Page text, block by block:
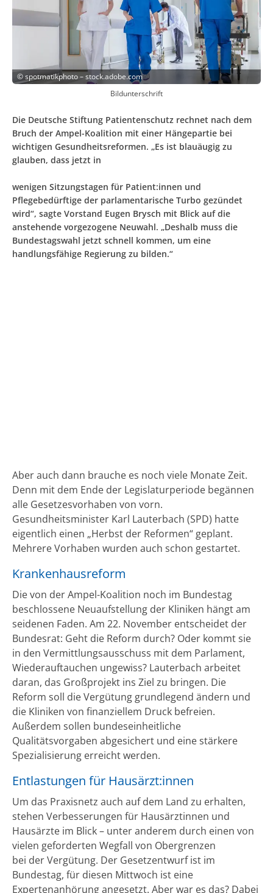
©spotmatikphoto – stock.adobe.com
Bildunterschrift
Die Deutsche Stiftung Patientenschutz rechnet nach dem
Bruch der Ampel-Koalition mit einer Hängepartie bei
wichtigen Gesundheitsreformen. „Es ist blauäugig zu
glauben, dass jetzt in
wenigen Sitzungstagen für Patient:innen und
Pflegebedürftige der parlamentarische Turbo gezündet
wird“, sagte Vorstand Eugen Brysch mit Blick auf die
anstehende vorgezogene Neuwahl. „Deshalb muss die
Bundestagswahl jetzt schnell kommen, um eine
handlungsfähige Regierung zu bilden.“
Aber auch dann brauche es noch viele Monate Zeit.
Denn mit dem Ende der Legislaturperiode begännen
alle Gesetzesvorhaben von vorn.
Gesundheitsminister Karl Lauterbach (SPD) hatte
eigentlich einen „Herbst der Reformen“ geplant.
Mehrere Vorhaben wurden auch schon gestartet.
Krankenhausreform
Die von der Ampel-Koalition noch im Bundestag
beschlossene Neuaufstellung der Kliniken hängt am
seidenen Faden. Am 22. November entscheidet der
Bundesrat: Geht die Reform durch? Oder kommt sie
in den Vermittlungsausschuss mit dem Parlament,
Wiederauftauchen ungewiss? Lauterbach arbeitet
daran, das Großprojekt ins Ziel zu bringen. Die
Reform soll die Vergütung grundlegend ändern und
die Kliniken von finanziellem Druck befreien.
Außerdem sollen bundeseinheitliche
Qualitätsvorgaben abgesichert und eine stärkere
Spezialisierung erreicht werden.
Entlastungen für Hausärzt:innen
Um das Praxisnetz auch auf dem Land zu erhalten,
stehen Verbesserungen für Hausärztinnen und
Hausärzte im Blick – unter anderem durch einen von
vielen geforderten Wegfall von Obergrenzen
bei der Vergütung. Der Gesetzentwurf ist im
Bundestag, für diesen Mittwoch ist eine
Expertenanhörung angesetzt. Aber war es das? Dabei